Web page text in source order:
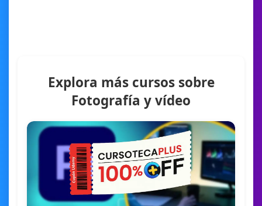
Explora más cursos sobre
Fotografía y vídeo